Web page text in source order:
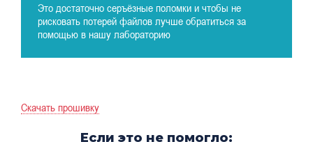
Это достаточно серъёзные поломки и чтобы не
рисковать потерей файлов лучше обратиться за
помощью в нашу лабораторию
Скачать прошивку
Если это не помогло: